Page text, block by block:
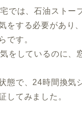
では、石油ストー
をする必要があり
です。
をしているのに、
態で、24時間換気
してみました。